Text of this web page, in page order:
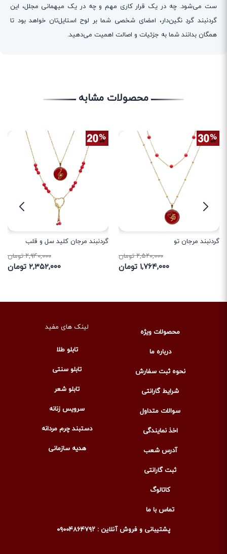
ست می‌شود. چه در یک قرار کاری مهم و چه در یک میهمانی مجلل، این
گردنبند گردِ نگین‌دار، امضای شخصی شما بر لوح استایل‌تان خواهد بود تا
همگان بدانند شما به جزئیات و اصالت اهمیت می‌دهید.
محصولات مشابه
گردنبند مرجان تو
۲,۵۲۰,۰۰۰ تومان
۱,۷۶۴,۰۰۰ تومان
گردنبند مرجان کلید سل و قلب
۲,۹۴۰,۰۰۰ تومان
۲,۳۵۲,۰۰۰ تومان
محصولات ویژه
درباره ما
نحوه ثبت سفارش
شرایط گارانتی
سوالات متداول
اخذ نمایندگی
آدرس شعب
ثبت گارانتی
کاتالوگ
تماس با ما
لینک های مفید
تابلو طلا
تابلو سنتی
تابلو شعر
سرویس زنانه
دستبند چرم مردانه
هدیه سازمانی
پشتیبانی و فروش آنلاین : ۰۹۰۰۴۸۶۴۷۹۲